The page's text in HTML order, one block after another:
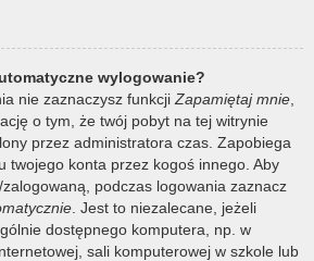
wylogowanie?
nie zaznaczysz funkcji Zapamiętaj mnie
o tym, że twój pobyt na tej witrynie
przez administratora czas. Zapobiega
twojego konta przez kogoś innego. Aby
podczas logowania zaznacz
. Jest to niezalecane, jeżeli
dostępnego komputera, np. w
sali komputerowej w szkole lub